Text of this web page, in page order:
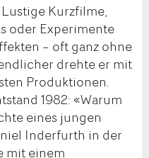
Kurzfilme,
oder Experimente
– oft ganz ohne
drehte er mit
Produktionen.
1982: «Warum
eines jungen
Inderfurth in der
mit einem